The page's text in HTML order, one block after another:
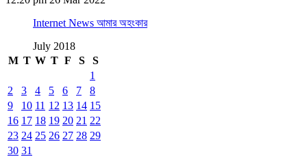
Internet News আমার অহংকার
July 2018
M T W T F S
S
1
2
3 4 5 6 7
8
9
10 11 12 13 14 15
16 17 18 19 20 21 22
23 24 25 26 27 28 29
30 31